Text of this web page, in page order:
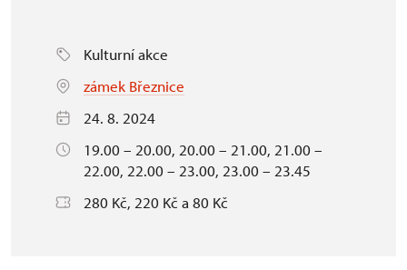
Kulturní akce
zámek Březnice
24. 8. 2024
19.00 – 20.00, 20.00 – 21.00, 21.00 –
22.00, 22.00 – 23.00, 23.00 – 23.45
280 Kč, 220 Kč a 80 Kč